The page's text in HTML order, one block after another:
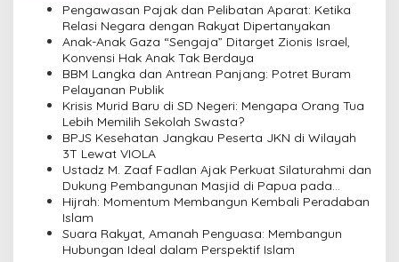
Pengawasan Pajak dan Pelibatan Aparat: Ketika
Relasi Negara dengan Rakyat Dipertanyakan
Anak-Anak Gaza “Sengaja” Ditarget Zionis Israel,
Konvensi Hak Anak Tak Berdaya
BBM Langka dan Antrean Panjang: Potret Buram
Pelayanan Publik
Krisis Murid Baru di SD Negeri: Mengapa Orang Tua
Lebih Memilih Sekolah Swasta?
BPJS Kesehatan Jangkau Peserta JKN di Wilayah
3T Lewat VIOLA
Ustadz M. Zaaf Fadlan Ajak Perkuat Silaturahmi dan
Dukung Pembangunan Masjid di Papua pada
Pengajian Yayasan Alimbas Insan Cita
Hijrah: Momentum Membangun Kembali Peradaban
Islam
Suara Rakyat, Amanah Penguasa: Membangun
Hubungan Ideal dalam Perspektif Islam